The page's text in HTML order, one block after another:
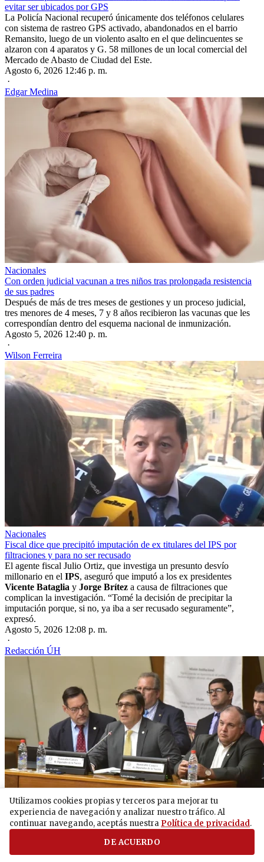
evitar ser ubicados por GPS
La Policía Nacional recuperó únicamente dos teléfonos celulares
con sistema de rastreo GPS activado, abandonados en el barrio
Remansito, luego de un violento asalto en el que delincuentes se
alzaron con 4 aparatos y G. 58 millones de un local comercial del
Mercado de Abasto de Ciudad del Este.
Agosto 6, 2026 12:46 p. m.
·
Edgar Medina
Nacionales
Con orden judicial vacunan a tres niños tras prolongada resistencia
de sus padres
Después de más de tres meses de gestiones y un proceso judicial,
tres menores de 4 meses, 7 y 8 años recibieron las vacunas que les
correspondían dentro del esquema nacional de inmunización.
Agosto 5, 2026 12:40 p. m.
·
Wilson Ferreira
Nacionales
Fiscal dice que precipitó imputación de ex titulares del IPS por
filtraciones y para no ser recusado
El agente fiscal Julio Ortiz, que investiga un presunto desvío
millonario en el IPS, aseguró que imputó a los ex presidentes
Vicente Bataglia y Jorge Brítez a causa de filtraciones que
complican la investigación. “Tomé la decisión de precipitar la
imputación porque, si no, ya iba a ser recusado seguramente”,
expresó.
Agosto 5, 2026 12:08 p. m.
·
Redacción ÚH
Nacionales
IPS: Vicente Bataglia estaría fuera del país, según fiscal que lo
Utilizamos cookies propias y terceros para mejorar tu
experiencia de navegación y analizar nuestro tráfico. Al
continuar navegando, aceptás nuestra Política de privacidad.
DE ACUERDO